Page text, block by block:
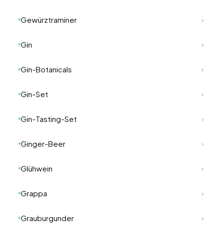
Gewürztraminer ›
Gin ›
Gin-Botanicals ›
Gin-Set ›
Gin-Tasting-Set ›
Ginger-Beer ›
Glühwein ›
Grappa ›
Grauburgunder ›